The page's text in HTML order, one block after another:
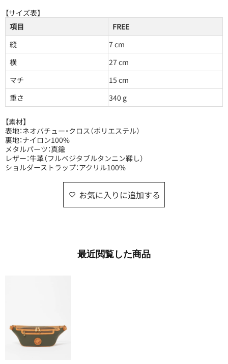
【サイズ表】
項目
FREE
縦
7 cm
横
27 cm
マチ
15 cm
重さ
340 g
【素材】
表地：ネオバチュー・クロス（ポリエステル）
裏地：ナイロン100%
メタルパーツ：真鍮
レザー：牛革（フルベジタブルタンニン鞣し）
ショルダーストラップ：アクリル100%
お気に入りに追加する
最近​閲覧した​商品